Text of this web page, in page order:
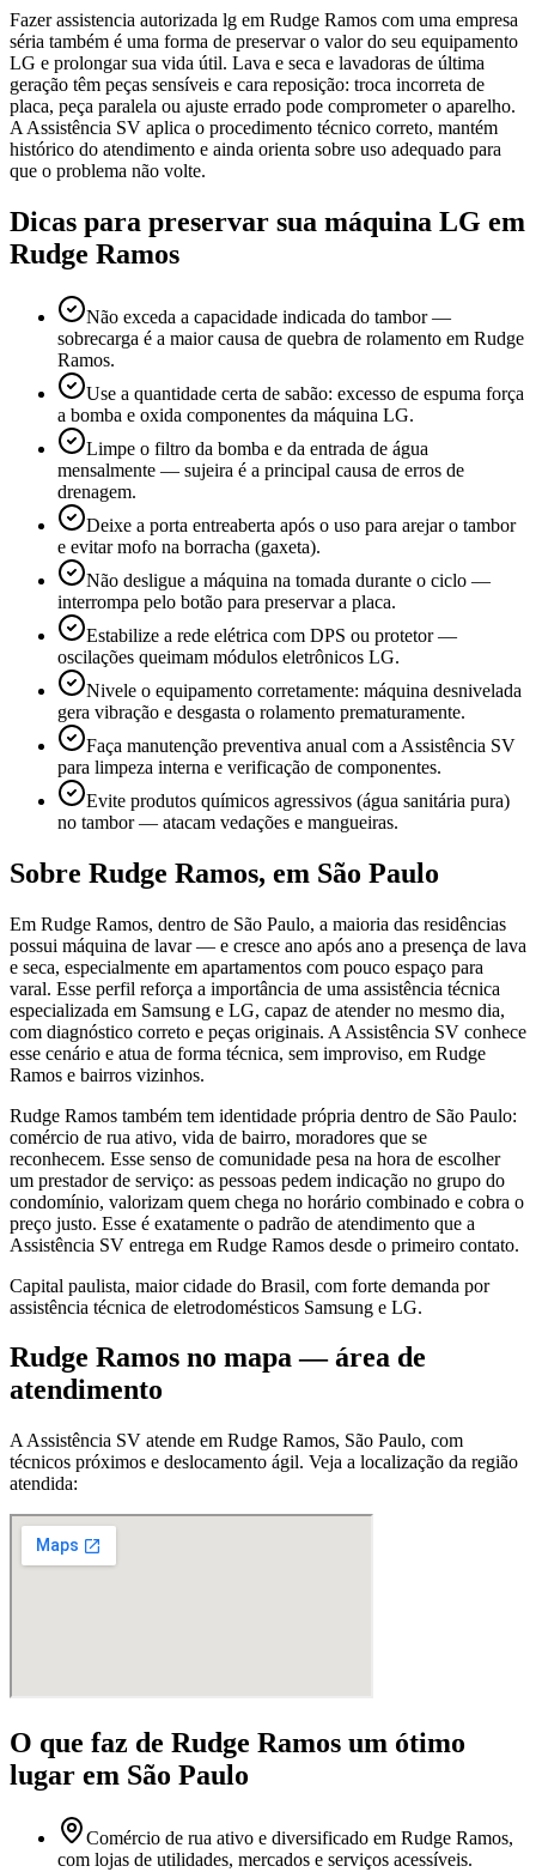
Fazer assistencia autorizada lg em Rudge Ramos com uma empresa
séria também é uma forma de preservar o valor do seu equipamento
LG e prolongar sua vida útil. Lava e seca e lavadoras de última
geração têm peças sensíveis e cara reposição: troca incorreta de
placa, peça paralela ou ajuste errado pode comprometer o aparelho.
A Assistência SV aplica o procedimento técnico correto, mantém
histórico do atendimento e ainda orienta sobre uso adequado para
que o problema não volte.
Dicas para preservar sua máquina LG em
Rudge Ramos
Não exceda a capacidade indicada do tambor —
sobrecarga é a maior causa de quebra de rolamento em Rudge
Ramos.
Use a quantidade certa de sabão: excesso de espuma força
a bomba e oxida componentes da máquina LG.
Limpe o filtro da bomba e da entrada de água
mensalmente — sujeira é a principal causa de erros de
drenagem.
Deixe a porta entreaberta após o uso para arejar o tambor
e evitar mofo na borracha (gaxeta).
Não desligue a máquina na tomada durante o ciclo —
interrompa pelo botão para preservar a placa.
Estabilize a rede elétrica com DPS ou protetor —
oscilações queimam módulos eletrônicos LG.
Nivele o equipamento corretamente: máquina desnivelada
gera vibração e desgasta o rolamento prematuramente.
Faça manutenção preventiva anual com a Assistência SV
para limpeza interna e verificação de componentes.
Evite produtos químicos agressivos (água sanitária pura)
no tambor — atacam vedações e mangueiras.
Sobre Rudge Ramos, em São Paulo
Em Rudge Ramos, dentro de São Paulo, a maioria das residências
possui máquina de lavar — e cresce ano após ano a presença de lava
e seca, especialmente em apartamentos com pouco espaço para
varal. Esse perfil reforça a importância de uma assistência técnica
especializada em Samsung e LG, capaz de atender no mesmo dia,
com diagnóstico correto e peças originais. A Assistência SV conhece
esse cenário e atua de forma técnica, sem improviso, em Rudge
Ramos e bairros vizinhos.
Rudge Ramos também tem identidade própria dentro de São Paulo:
comércio de rua ativo, vida de bairro, moradores que se
reconhecem. Esse senso de comunidade pesa na hora de escolher
um prestador de serviço: as pessoas pedem indicação no grupo do
condomínio, valorizam quem chega no horário combinado e cobra o
preço justo. Esse é exatamente o padrão de atendimento que a
Assistência SV entrega em Rudge Ramos desde o primeiro contato.
Capital paulista, maior cidade do Brasil, com forte demanda por
assistência técnica de eletrodomésticos Samsung e LG.
Rudge Ramos no mapa — área de
atendimento
A Assistência SV atende em Rudge Ramos, São Paulo, com
técnicos próximos e deslocamento ágil. Veja a localização da região
atendida:
O que faz de Rudge Ramos um ótimo
lugar em São Paulo
Comércio de rua ativo e diversificado em Rudge Ramos,
com lojas de utilidades, mercados e serviços acessíveis.